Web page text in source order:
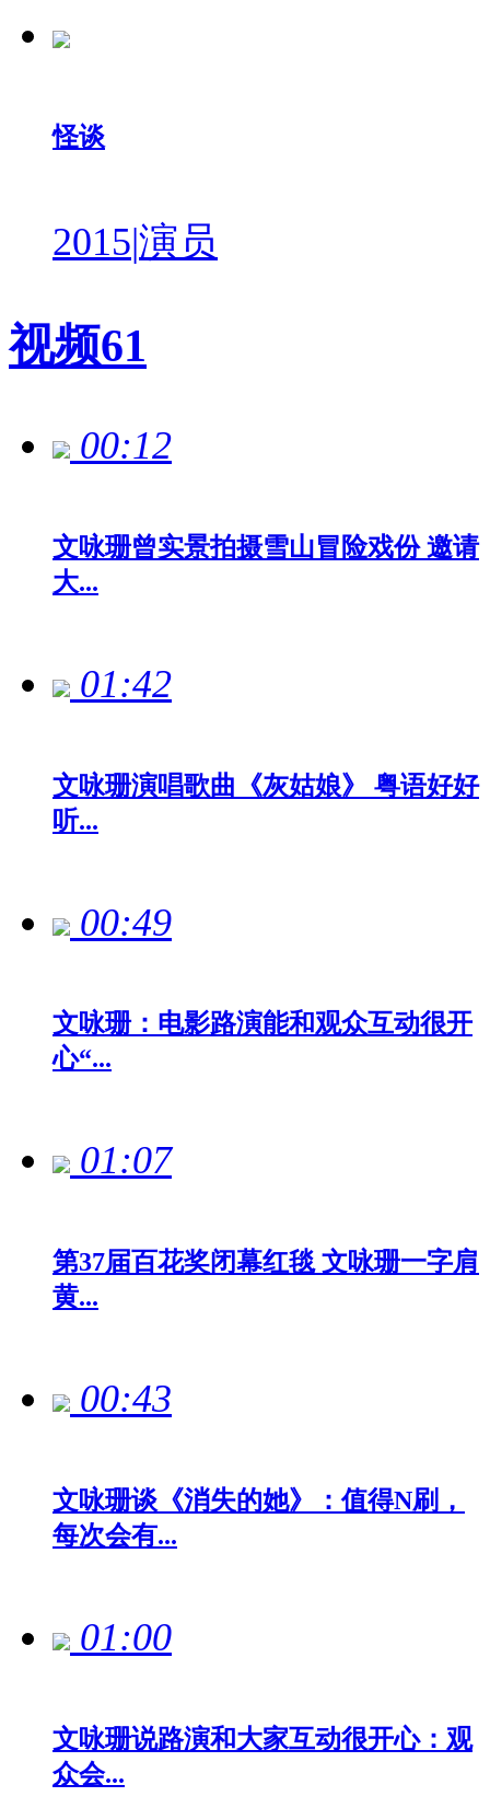
怪谈
2015|演员
视频61
00:12
文咏珊曾实景拍摄雪山冒险戏份 邀请
大...
01:42
文咏珊演唱歌曲《灰姑娘》 粤语好好
听...
00:49
文咏珊：电影路演能和观众互动很开
心“...
01:07
第37届百花奖闭幕红毯 文咏珊一字肩
黄...
00:43
文咏珊谈《消失的她》：值得N刷，
每次会有...
01:00
文咏珊说路演和大家互动很开心：观
众会...